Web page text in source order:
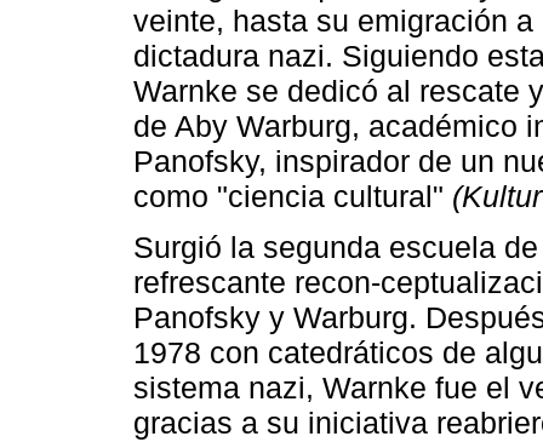
veinte, hasta su emigración
dictadura nazi. Siguiendo
Warnke se dedicó al rescate
de Aby Warburg, académico
Panofsky, inspirador de un
como "ciencia cultural"
Surgió la segunda escuela
refrescante recon-
Panofsky y Warburg.
1978 con catedráticos de
sistema nazi, Warnke fue el
gracias a su iniciativa